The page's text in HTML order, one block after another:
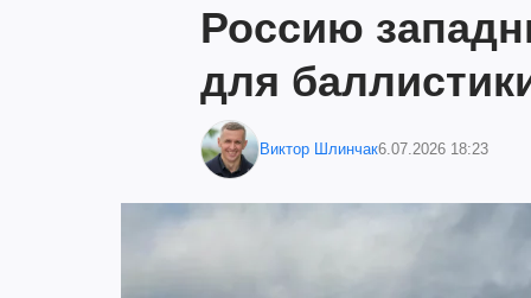
Россию
для
Виктор Шлинчак6.07.2026 18:23